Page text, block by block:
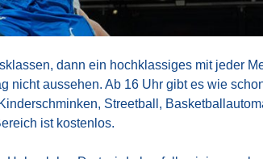
dann ein hochklassiges mit jeder
nicht aussehen. Ab 16 Uhr gibt es wie
Streetball,
ist kostenlos.